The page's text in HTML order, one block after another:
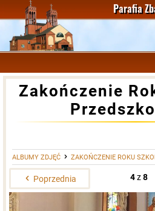
Parafia
Zakończenie
ALBUMY ZDJĘĆ
ZAKOŃCZENIE ROKU
Poprzednia 4z8